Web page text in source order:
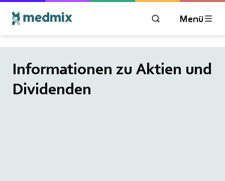
ÖFFNEN SIE DAS
Menü
Informationen zu Aktien und
Dividenden